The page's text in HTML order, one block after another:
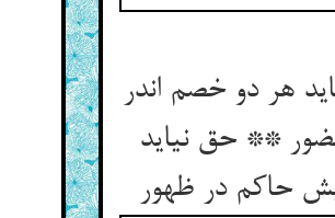
هر دو خصم اندر
** حق نیاید
حاکم در ظهور